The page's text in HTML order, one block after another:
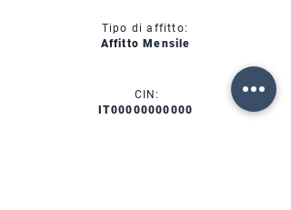
Tipo di affitto:
Affitto Mensile
CIN:
IT00000000000